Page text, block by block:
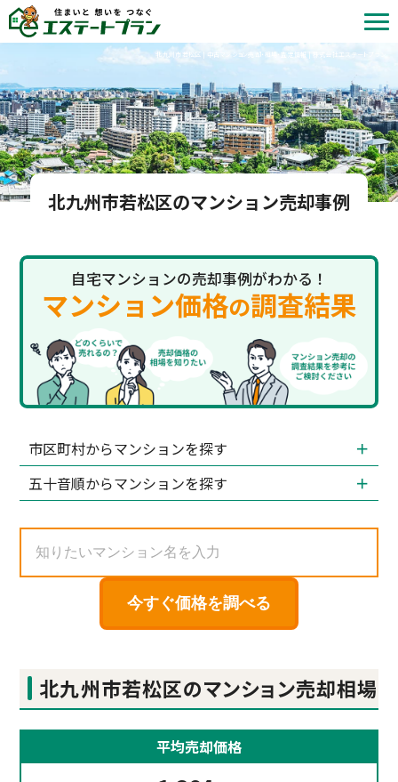
北九州市若松区 | 中古マンション売却・相場・査定情報 | 株式会社エステートプラン
北九州市若松区のマンション売却事例
自宅マンションの売却事例がわかる！
マンション価格の調査結果
市区町村からマンションを探す
五十音順からマンションを探す
今すぐ価格を調べる
北九州市若松区のマンション売却相場
平均売却価格